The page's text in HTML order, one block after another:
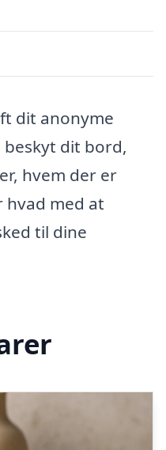
dit anonyme
dit bord,
hvem der er
hvad med at
til dine